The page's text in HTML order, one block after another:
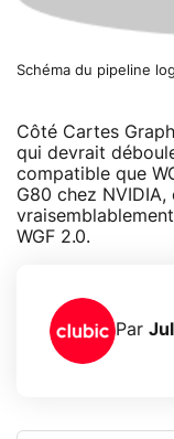
Schéma du pipeline
Côté Cartes
qui devrait
compatible que
G80 chez
WGF 2.0.
Par